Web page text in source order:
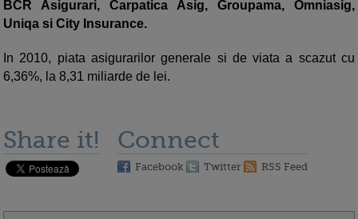
BCR Asigurari, Carpatica Asig, Groupama, Omniasig,
Uniqa si City Insurance.
In 2010, piata asigurarilor generale si de viata a scazut cu
6,36%, la 8,31 miliarde de lei.
Share it! Connect
Facebook Twitter RSS Feed